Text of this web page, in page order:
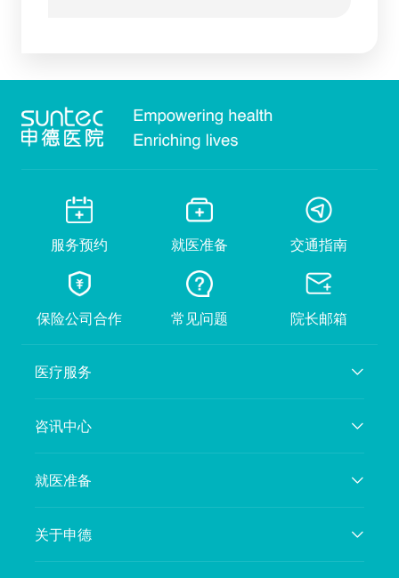
服务预约 就医准备 交通指南
保险公司合作 常见问题 院长邮箱
医疗服务
咨讯中心
就医准备
关于申德